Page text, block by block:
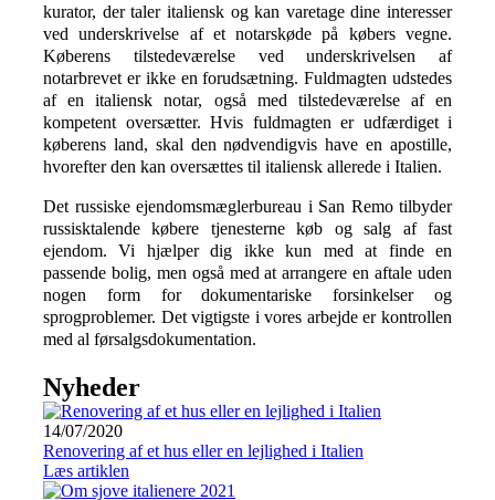
kurator, der taler italiensk og kan varetage dine interesser
ved underskrivelse af et notarskøde på købers vegne.
Køberens tilstedeværelse ved underskrivelsen af
notarbrevet er ikke en forudsætning. Fuldmagten udstedes
af en italiensk notar, også med tilstedeværelse af en
kompetent oversætter. Hvis fuldmagten er udfærdiget i
køberens land, skal den nødvendigvis have en apostille,
hvorefter den kan oversættes til italiensk allerede i Italien.
Det russiske ejendomsmæglerbureau i San Remo tilbyder
russisktalende købere tjenesterne køb og salg af fast
ejendom. Vi hjælper dig ikke kun med at finde en
passende bolig, men også med at arrangere en aftale uden
nogen form for dokumentariske forsinkelser og
sprogproblemer. Det vigtigste i vores arbejde er kontrollen
med al førsalgsdokumentation.
Nyheder
14/07/2020
Renovering af et hus eller en lejlighed i Italien
Læs artiklen